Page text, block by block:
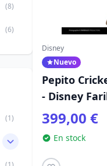
(8)
(6)
(11)
(1)
(6)
(1)
Disney
Nuevo
Pepito
- Disney
399,00 €
En stock